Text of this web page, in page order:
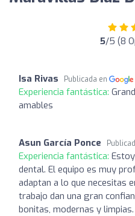
5/5 (8
Isa Rivas Publicada en
Experiencia fantástica:
amables
Asun García Ponce
Experiencia fantástica:
dental. El equipo es muy
adaptan a lo que necesitas
trabajo dan una gran
bonitas, modernas y limpias.